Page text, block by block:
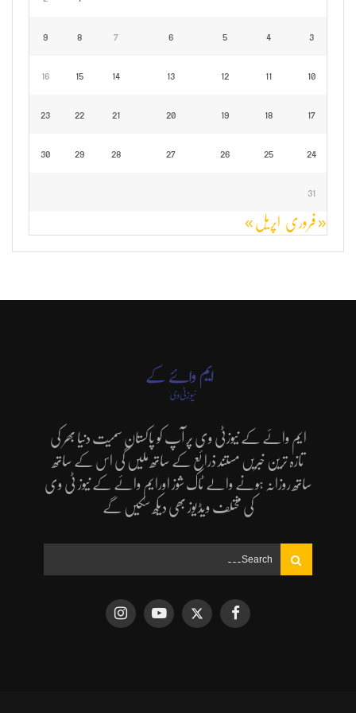
3
4
5
6
7
8
9
10
11
12
13
14
15
16
17
18
19
20
21
22
23
24
25
26
27
28
29
30
31
« فروری اپریل »
ایم وائے کے نیوزٹی وی پر آپ کو پاکستان سمیت دنیا بھر کی
تازہ ترین خبریں مستند ذرائع کے ساتھ ملیں گی اس کے ساتھ
ساتھ روزانہ ہونے والے ٹاک شوز اورایم وائے کے نیوز ٹی وی
کی مختلف ویڈیوز بھی دیکھ سکیں گے